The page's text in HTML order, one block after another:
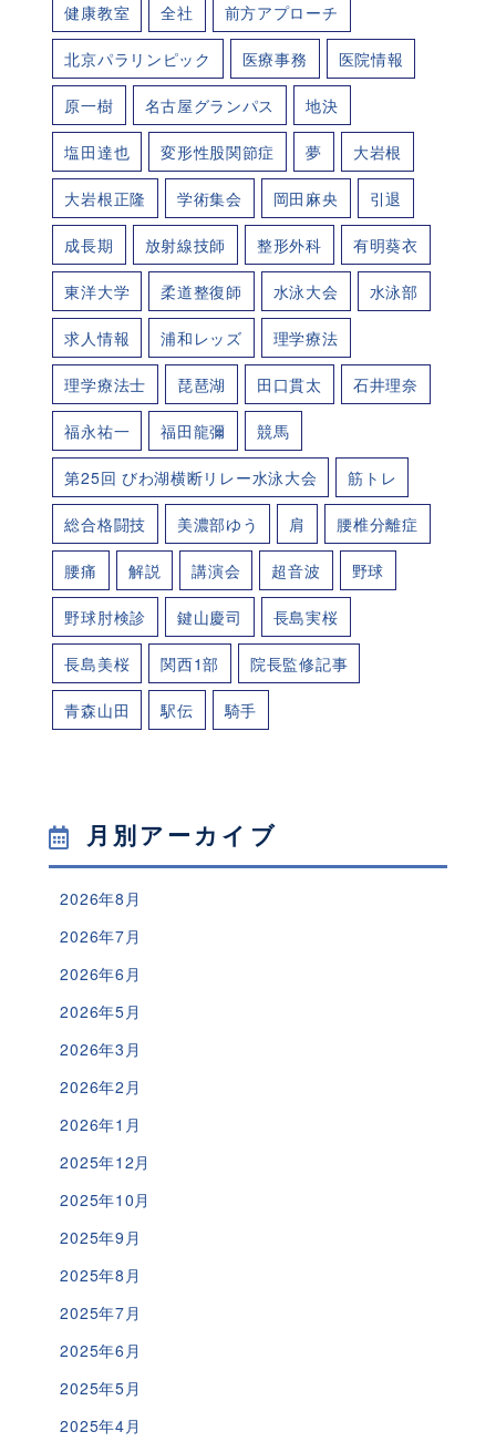
健康教室 全社 前方アプローチ
北京パラリンピック 医療事務 医院情報
原一樹 名古屋グランパス 地決
塩田達也 変形性股関節症 夢 大岩根
大岩根正隆 学術集会 岡田麻央 引退
成長期 放射線技師 整形外科 有明葵衣
東洋大学 柔道整復師 水泳大会 水泳部
求人情報 浦和レッズ 理学療法
理学療法士 琵琶湖 田口貫太 石井理奈
福永祐一 福田龍彌 競馬
第25回 びわ湖横断リレー水泳大会 筋トレ
総合格闘技 美濃部ゆう 肩 腰椎分離症
腰痛 解説 講演会 超音波 野球
野球肘検診 鍵山慶司 長島実桜
長島美桜 関西1部 院長監修記事
青森山田 駅伝 騎手
月別アーカイブ
2026年8月
2026年7月
2026年6月
2026年5月
2026年3月
2026年2月
2026年1月
2025年12月
2025年10月
2025年9月
2025年8月
2025年7月
2025年6月
2025年5月
2025年4月